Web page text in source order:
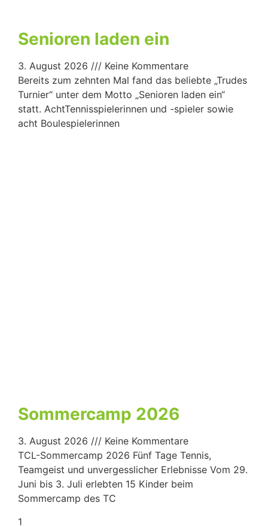
Senioren laden ein
3. August 2026
Keine Kommentare
Bereits zum zehnten Mal fand das beliebte „Trudes
Turnier“ unter dem Motto „Senioren laden ein“
statt. AchtTennisspielerinnen und -spieler sowie
acht Boulespielerinnen
Sommercamp 2026
3. August 2026
Keine Kommentare
TCL-Sommercamp 2026 Fünf Tage Tennis,
Teamgeist und unvergesslicher Erlebnisse Vom 29.
Juni bis 3. Juli erlebten 15 Kinder beim
Sommercamp des TC